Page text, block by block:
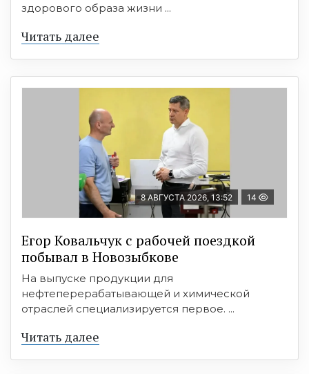
здорового образа жизни ...
Читать далее
8 АВГУСТА 2026, 13:52 14
Егор Ковальчук с рабочей поездкой
побывал в Новозыбкове
На выпуске продукции для
нефтеперерабатывающей и химической
отраслей специализируется первое. ...
Читать далее